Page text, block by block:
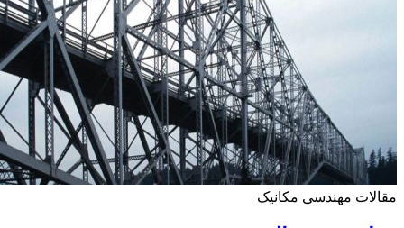
مهندسی مکانیک